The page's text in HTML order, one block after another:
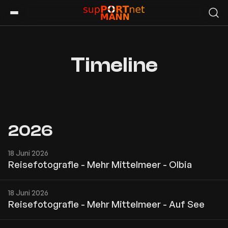
Timeline
2026
18 Juni 2026
Reisefotografie - Mehr Mittelmeer - Olbia
18 Juni 2026
Reisefotografie - Mehr Mittelmeer - Auf See